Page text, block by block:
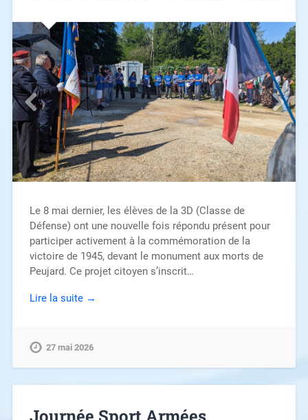
Le 8 mai dernier, les élèves de la 3D (Classe de
Défense) ont une nouvelle fois répondu présent pour
participer activement à la commémoration de la
victoire de 1945, devant le monument aux morts de
Peujard. Ce projet citoyen s’inscrit…
Lire la suite →
27 mai 2026